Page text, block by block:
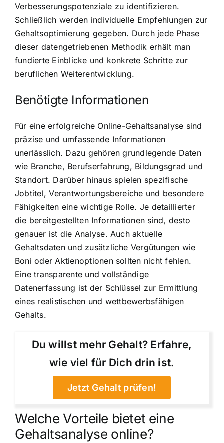
Verbesserungspotenziale zu identifizieren.
Schließlich werden individuelle Empfehlungen zur
Gehaltsoptimierung gegeben. Durch jede Phase
dieser datengetriebenen Methodik erhält man
fundierte Einblicke und konkrete Schritte zur
beruflichen Weiterentwicklung.
Benötigte Informationen
Für eine erfolgreiche Online-Gehaltsanalyse sind
präzise und umfassende Informationen
unerlässlich. Dazu gehören grundlegende Daten
wie Branche, Berufserfahrung, Bildungsgrad und
Standort. Darüber hinaus spielen spezifische
Jobtitel, Verantwortungsbereiche und besondere
Fähigkeiten eine wichtige Rolle. Je detaillierter
die bereitgestellten Informationen sind, desto
genauer ist die Analyse. Auch aktuelle
Gehaltsdaten und zusätzliche Vergütungen wie
Boni oder Aktienoptionen sollten nicht fehlen.
Eine transparente und vollständige
Datenerfassung ist der Schlüssel zur Ermittlung
eines realistischen und wettbewerbsfähigen
Gehalts.
Du willst mehr Gehalt? Erfahre,
wie viel für Dich drin ist.
Jetzt Gehalt prüfen!
Welche Vorteile bietet eine
Gehaltsanalyse online?